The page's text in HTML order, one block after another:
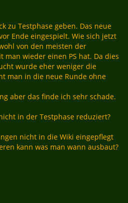
zu Testphase geben. Das neue
Ende eingespielt. Wie sich jetzt
von den meisten der
man wieder einen PS hat. Da dies
wurde eher weniger die
man in die neue Runde ohne
aber das finde ich sehr schade.
in der Testphase reduziert?
nicht in die Wiki eingepflegt
kann was man wann ausbaut?